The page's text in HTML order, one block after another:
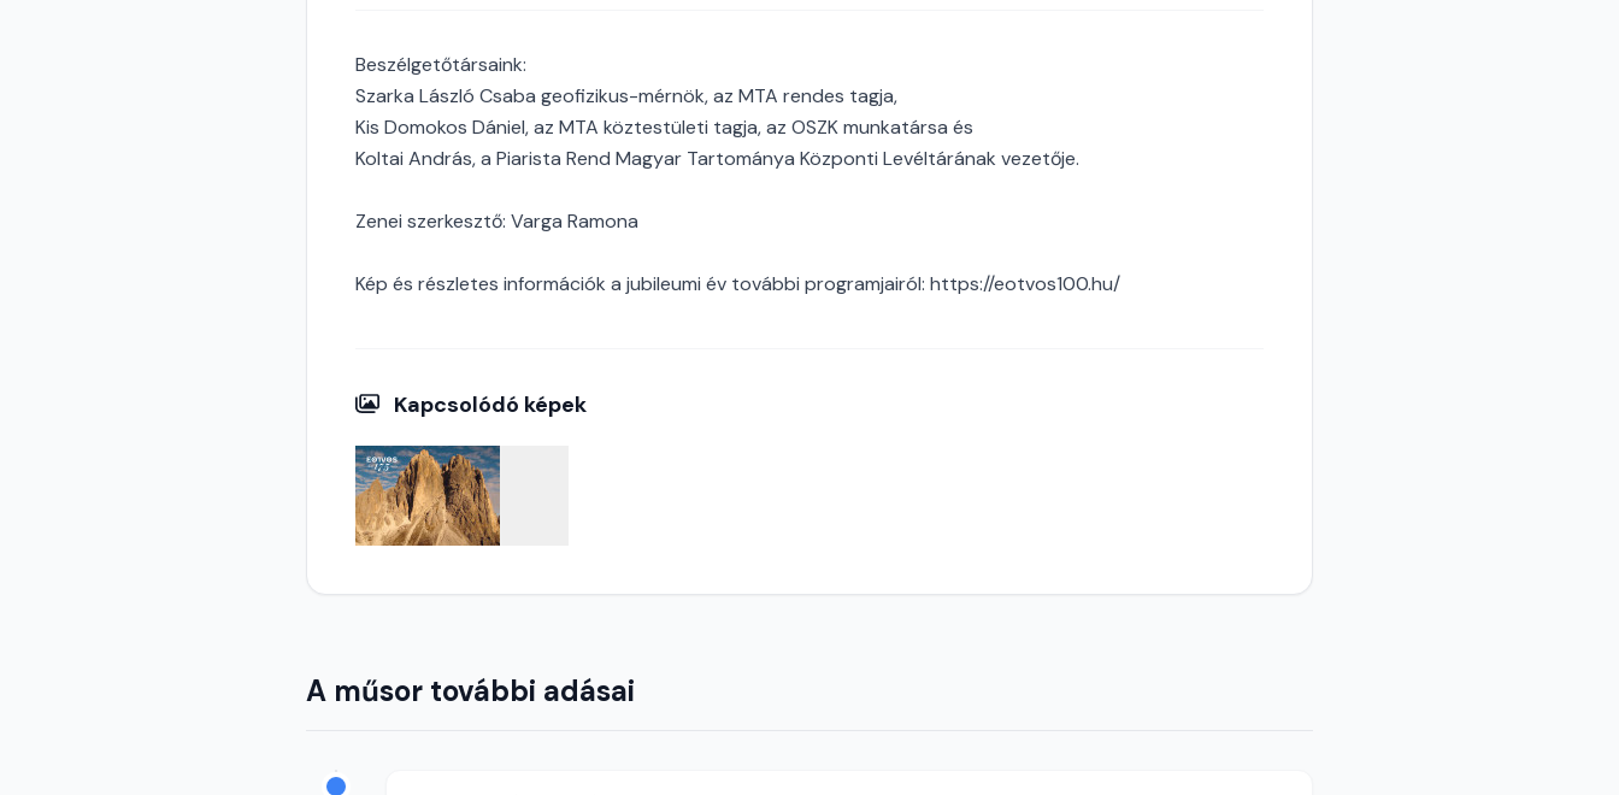
Beszélgetőtársaink:
Szarka László Csaba geofizikus-mérnök, az MTA rendes tagja,
Kis Domokos Dániel, az MTA köztestületi tagja, az OSZK munkatársa és
Koltai András, a Piarista Rend Magyar Tartománya Központi Levéltárának vezetője.
Zenei szerkesztő: Varga Ramona
Kép és részletes információk a jubileumi év további programjairól: https://eotvos100.hu/
Kapcsolódó képek
A műsor további adásai